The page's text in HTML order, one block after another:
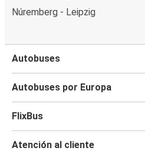
Núremberg - Leipzig
Autobuses
Autobuses por Europa
FlixBus
Atención al cliente